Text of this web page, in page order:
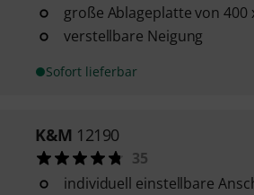
große Ablageplatte von 400
verstellbare Neigung
Sofort lieferbar
K&M 12190
35
individuell einstellbare